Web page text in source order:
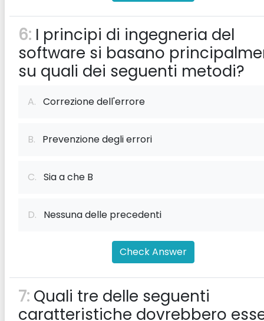
6: I principi di ingegneria del
software si basano
su quali dei seguenti metodi?
A. Correzione dell'errore
B. Prevenzione degli errori
C. Sia a che B
D. Nessuna delle precedenti
Check Answer
7: Quali tre delle seguenti
caratteristiche dovrebbero